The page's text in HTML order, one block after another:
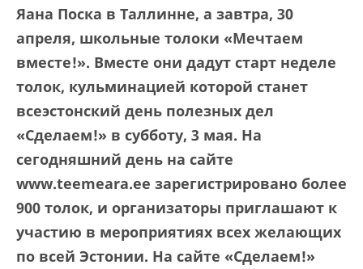
Яана Поскa в Таллинне, а завтра, 30
апреля, школьные толоки «Мечтаем
вместе!». Вместе они дадут старт неделе
толок, кульминацией которой станет
всеэстонский день полезных дел
«Сделаем!» в субботу, 3 мая. На
сегодняшний день на сайте
www.teemeara.ee зарегистрировано более
900 толок, и организаторы приглашают к
участию в мероприятиях всех желающих
по всей Эстонии. На сайте «Сделаем!»